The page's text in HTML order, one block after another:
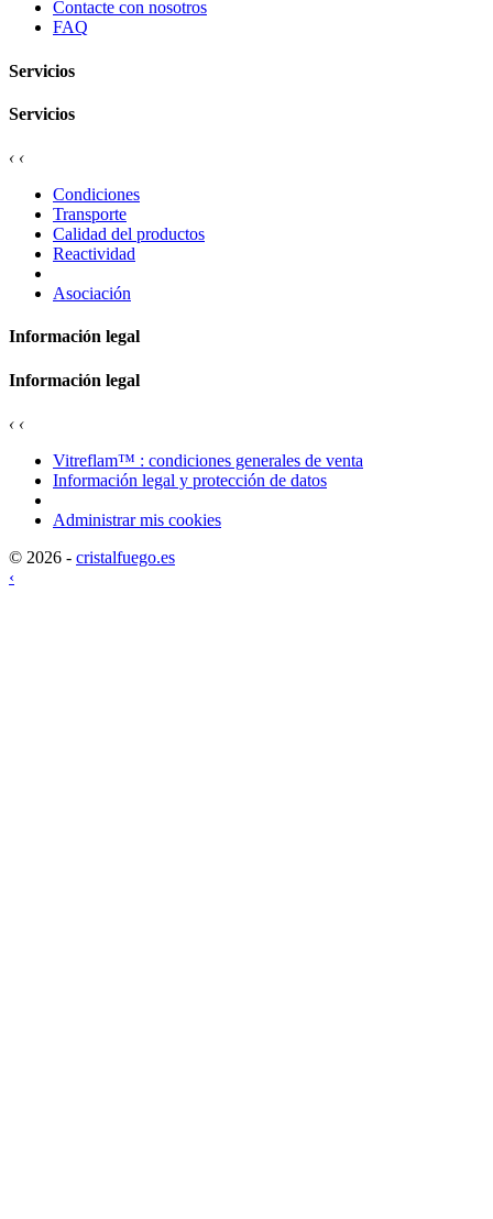
Contacte con nosotros
FAQ
Servicios
Servicios
‹ ‹
Condiciones
Transporte
Calidad del productos
Reactividad
Asociación
Información legal
Información legal
‹ ‹
Vitreflam™ : condiciones generales de venta
Información legal y protección de datos
Administrar mis cookies
© 2026 - cristalfuego.es
‹